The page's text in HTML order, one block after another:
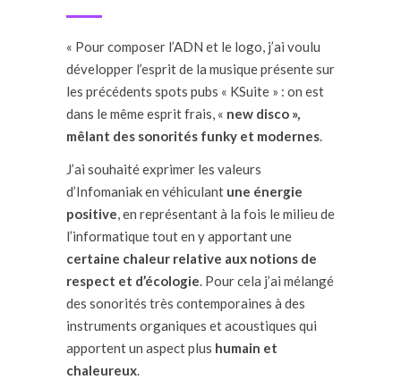
« Pour composer l’ADN et le logo, j’ai voulu
développer l’esprit de la musiqueprésente sur
les précédents spots pubs « KSuite » : on est
dans le même esprit frais, « new disco »,
mêlant des sonorités funky et modernes.
J’ai souhaité exprimer les valeurs
d’Infomaniaken véhiculant une énergie
positive, en représentant à la fois le milieu de
l’informatique tout en y apportant une
certaine chaleur relative aux notions de
respect et d’écologie. Pour cela j’ai mélangé
des sonorités très contemporaines à des
instruments organiques etacoustiques qui
apportent un aspect plus humain et
chaleureux.